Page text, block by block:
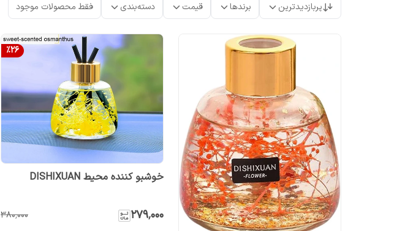
پربازدیدترین برندها قیمت دسته‌بندی فقط محصولات موجود
%26
خوشبو کننده محیط DISHIXUAN
۲۷۹٬۰۰۰ ۳۸۰٬۰۰۰